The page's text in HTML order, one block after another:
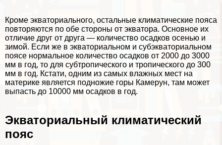
Кроме экваториального, остальные климатические пояса
повторяются по обе стороны от экватора. Основное их
отличие друг от друга — количество осадков осенью и
зимой. Если же в экваториальном и субэкваториальном
поясе нормальное количество осадков от 2000 до 3000
мм в год, то для субтропического и тропического до 300
мм в год. Кстати, одним из самых влажных мест на
материке является подножие горы Камерун, там может
выпасть до 10000 мм осадков в год.
Экваториальный климатический
пояс